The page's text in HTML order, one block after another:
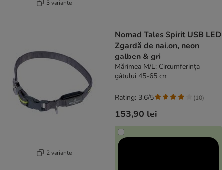
3 variante
2 variante
Nomad Tales Spirit USB LED
Zgardă de nailon, neon
galben & gri
Mărimea M/L: Circumferința
gâtului 45-65 cm
153,90 lei
Rating: 3.6/5 (10)